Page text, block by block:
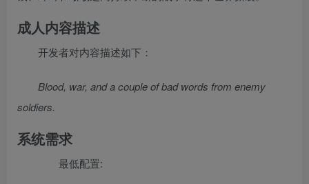
成人内容描述
开发者对内容描述如下：
Blood, war, and a couple of bad words from enemy
soldiers.
系统需求
最低配置: